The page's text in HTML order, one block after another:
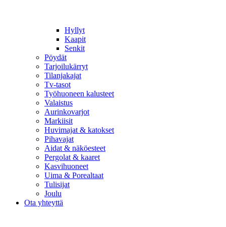
Hyllyt
Kaapit
Senkit
Pöydät
Tarjoilukärryt
Tilanjakajat
Tv-tasot
Työhuoneen kalusteet
Valaistus
Aurinkovarjot
Markiisit
Huvimajat & katokset
Pihavajat
Aidat & näköesteet
Pergolat & kaaret
Kasvihuoneet
Uima & Porealtaat
Tulisijat
Joulu
Ota yhteyttä